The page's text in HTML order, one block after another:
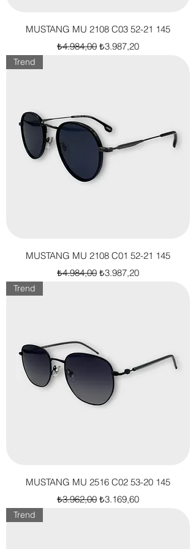
MUSTANG MU 2108 C03 52-21 145
Normal Fiyat
₺4.984,00 İndirimli Fiyat
₺3.987,20
Trend
MUSTANG MU 2108 C01 52-21 145
Normal Fiyat
₺4.984,00 İndirimli Fiyat
₺3.987,20
Trend
MUSTANG MU 2516 C02 53-20 145
Normal Fiyat
₺3.962,00 İndirimli Fiyat
₺3.169,60
Trend